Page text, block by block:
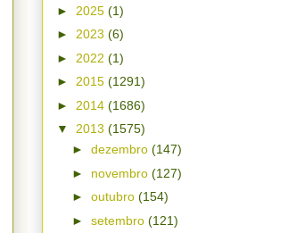
► 2025 (1)
► 2023 (6)
► 2022 (1)
► 2015 (1291)
► 2014 (1686)
▼ 2013 (1575)
► dezembro (147)
► novembro (127)
► outubro (154)
► setembro (121)